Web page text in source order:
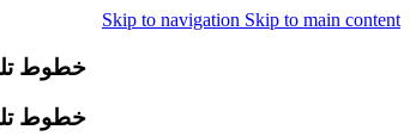
Skip to navigation Skip to main content
خطوط تلفن
خطوط تلفن